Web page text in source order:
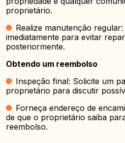
proprietário.
Realize manutenção
imediatamente para evitar
posteriormente.
Obtendo um reembolso
Inspeção final: Solicite um
proprietário para discutir
Forneça endereço de
de que o proprietário saiba
reembolso.